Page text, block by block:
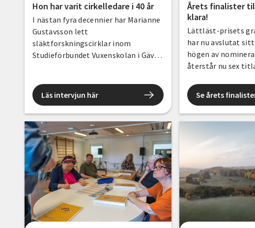
Hon har varit cirkelledare i 40 år
I nästan fyra decennier har Marianne
Gustavsson lett
släktforskningscirklar inom
Studieförbundet Vuxenskolan i Gävle.
rötter, förstå sin historia och
upptäcka nya berättelser om
människorna före dem.
Läs intervjun här
Årets finalister
klara!
Lättläst-prisets
har nu avslutat
högen av
återstår nu sex
Se årets